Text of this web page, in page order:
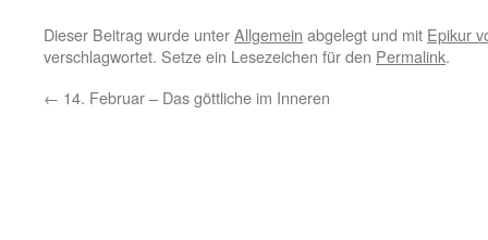
Dieser Beitrag wurde unterAllgemein abgelegt und mit Epikur
verschlagwortet. Setze ein Lesezeichen für den Permalink.
← 14. Februar – Das göttliche im Inneren